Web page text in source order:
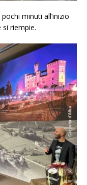
minuti all’inizio
si riempie.